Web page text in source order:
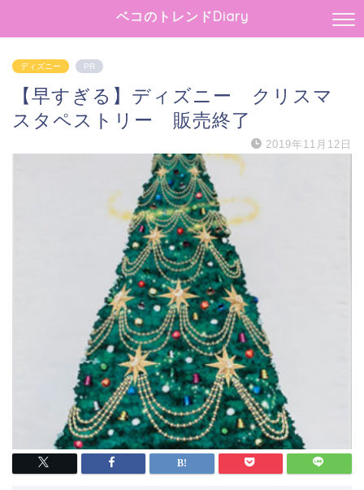
ベコのトレンドDiary
ディズニー PR
【早すぎる】ディズニー クリスマ
スタペストリー 販売終了
2019年11月12日